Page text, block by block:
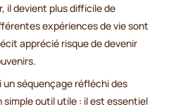
il devient plus difficile de
expériences de vie sont
apprécié risque de devenir
séquençage réfléchi des
outil utile : il est essentiel